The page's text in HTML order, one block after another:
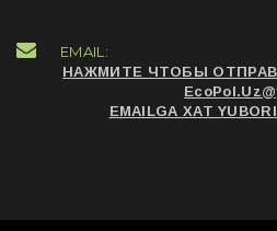
EMAIL:
НАЖМИТЕ ЧТОБЫ
EMAILGA XAT